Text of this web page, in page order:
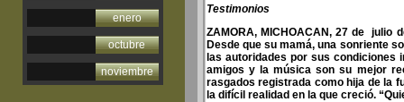
enero
octubre
noviembre
Testimonios
ZAMORA, MICHOACAN, 27 de julio
Desde que su mamá, una sonriente
las autoridades por sus condiciones
amigos y la música son su mejor
rasgados registrada como hija de la
la difícil realidad en la que creció.